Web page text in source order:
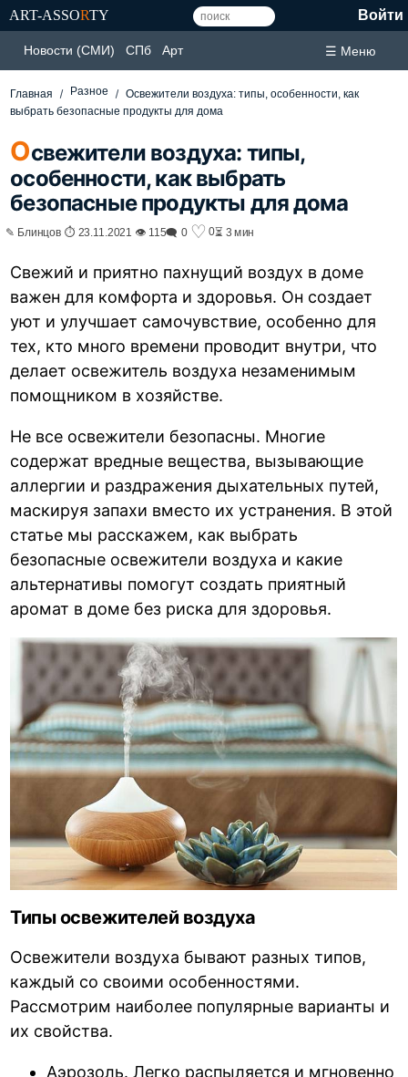
ART-ASSORTY Войти
Новости (СМИ) СПб Арт ☰ Меню
Главная Разное
Освежители воздуха: типы, особенности, как
выбрать безопасные продукты для дома
Освежители воздуха: типы,
особенности, как выбрать
безопасные продукты для дома
✎ Блинцов ⏱ 23.11.2021 👁 115🗨 0 ♡ 0⏳ 3 мин
Свежий и приятно пахнущий воздух в доме
важен для комфорта и здоровья. Он создает
уют и улучшает самочувствие, особенно для
тех, кто много времени проводит внутри, что
делает освежитель воздуха незаменимым
помощником в хозяйстве.
Не все освежители безопасны. Многие
содержат вредные вещества, вызывающие
аллергии и раздражения дыхательных путей,
маскируя запахи вместо их устранения. В этой
статье мы расскажем, как выбрать
безопасные освежители воздуха и какие
альтернативы помогут создать приятный
аромат в доме без риска для здоровья.
Типы освежителей воздуха
Освежители воздуха бывают разных типов,
каждый со своими особенностями.
Рассмотрим наиболее популярные варианты и
их свойства.
Аэрозоль. Легко распыляется и мгновенно